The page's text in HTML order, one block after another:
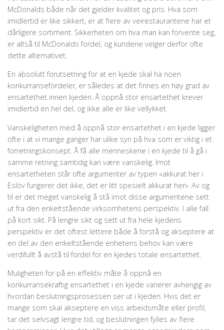
McDonalds både når det gjelder kvalitet og pris. Hva som
imidlertid er like sikkert, er at flere av veirestaurantene har et
dårligere sortiment. Sikkerheten om hva man kan forvente seg,
er altså til McDonalds fordel, og kundene velger derfor ofte
dette alternativet.
En absolutt forutsetning for at en kjede skal ha noen
konkurransefordeler, er således at det finnes en høy grad av
ensartethet innen kjeden. Å oppnå stor ensartethet krever
imidlertid en hel del, og ikke alle er like vellykket.
Vanskeligheten med å oppnå stor ensartethet i en kjede ligger
ofte i at vi mange ganger har ulike syn på hva som er viktig i et
forretningskonsept. Å få alle menneskene i en kjede til å gå i
samme retning samtidig kan være vanskelig. Imot
ensartetheten står ofte argumenter av typen «akkurat her i
Eslöv fungerer det ikke, det er litt spesielt akkurat her». Av og
til er det meget vanskelig å stå imot disse argumentene sett
ut fra den enkeltstående virksomhetens perspektiv. I alle fall
på kort sikt. På lengre sikt og sett ut fra hele kjedens
perspektiv er det oftest lettere både å forstå og akseptere at
en del av den enkeltstående enhetens behov kan være
verdifullt å avstå til fordel for en kjedes totale ensartethet.
Muligheten for på en effektiv måte å oppnå en
konkurransekraftig ensartethet i en kjede varierer avhengig av
hvordan beslutningsprosessen ser ut i kjeden. Hvis det er
mange som skal akseptere en viss arbeidsmåte eller profil,
tar det selvsagt lengre tid, og beslutningen fylles av flere